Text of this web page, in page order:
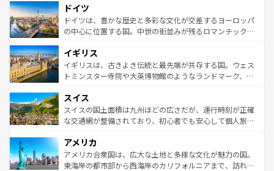
せる。地方によって風土や気候が異なるスペインはその個
性で訪れる人を魅了する。 なお、新着のスペイン情報は コ
ンテンツ一覧を参照してほしい。
で、幅広い魅力が詰まっている。華麗な宮殿、歴史的な大
聖堂、美しいビーチ、そして豊かな自然が、訪れる者を心
から魅了する。また、フランスは美食の国としても知ら
いる。シャンパンの発祥地であるランス、プロヴァンスの
香り高いラベンダー畑など、多彩な楽しみ方が可能だ。さ
らに、パリ以外の地域にも魅力が溢れており、どの街角に
れる地方に足を運ぶとそれぞれで全く異なる文化を体験で
きるだろう。 なお、新着のフランス情報はコンテンツ一覧
を参照してほしい。
ドイツ
ドイツは、豊かな歴史と多彩な文化が交差するヨーロッパ
の中心に位置する国。中世の街並みが残るロマンチック街
顔を持つこの国は、どこを歩いても飽きることがない。ベ
ルリンの文化的活気、バイエルン州のアルプスの絶景、そ
してライン川沿いのワイン畑といった風景は必見。ビール
は、お酒好きな人にはぜひ体験してほしい。 なお、新着の
ドイツ情報はコンテンツ一覧を参照してほしい。
イギリス
イギリスは、古きよき伝統と最先端が共存する国。ウェス
トミンスター寺院や大英博物館のようなランドマーク、歴
リアごとに異なる魅力がある。また、優雅なアフタヌーン
ティー、ビール好きにはたまらない英国パブ、サッカー観
戦など、本場だからこそできる体験も豊富。イギリスを旅
ンツ一覧を参照してほしい。
スイス
スイスの国土面積は九州ほどの広さだが、運行時刻が正確
な交通網が整備されており、初心者でも安心して個人旅行
の建物がそのまま残る町や、スイスならではのユニークな
博物館もあり、アルプス観光だけでなく町歩きも満喫する
ことができる。国民の所得が高いため物価も高いが、旅行
アメリカ
アメリカ合衆国は、広大な土地と多様な文化が魅力の国。
東海岸の都市部から西海岸のカリフォルニアまで、訪れる